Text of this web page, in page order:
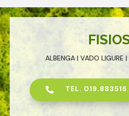
ALBENGA | VADO LIGURE |
 TEL. 019.883516